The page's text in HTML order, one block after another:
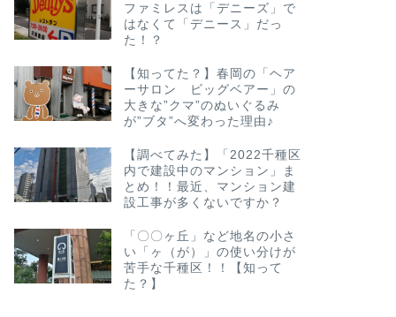
ファミレスは「デニーズ」で
はなくて「デニース」だっ
た！？
【知ってた？】春岡の「ヘア
ーサロン ビッグベアー」の
大きな”クマ”のぬいぐるみ
が”ブタ”へ変わった理由♪
【調べてみた】「2022千種区
内で建設中のマンション」ま
とめ！！最近、マンション建
設工事が多くないですか？
「〇〇ヶ丘」など地名の小さ
い「ヶ（が）」の使い分けが
苦手な千種区！！【知って
た？】